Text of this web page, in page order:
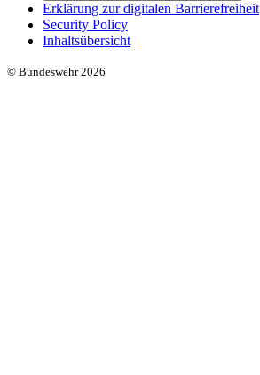
Erklärung zur digitalen Barrierefreiheit
Security Policy
Inhaltsübersicht
© Bundeswehr 2026